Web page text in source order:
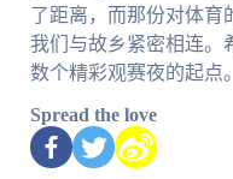
了距离，而那份对体育
我们与故乡紧密相连。
数个精彩观赛夜的起点。
Spread the love